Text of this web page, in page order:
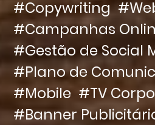
#Copywriting
#Campanhas
#Gestão de Social
#Plano de
#Mobile #TV
#Banner